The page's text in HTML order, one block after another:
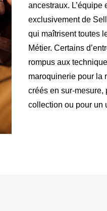
ancestraux. L’équipe
exclusivement de
qui maîtrisent toutes
Métier. Certains
rompus aux
maroquinerie pour la
créés en sur-
collection ou pour un